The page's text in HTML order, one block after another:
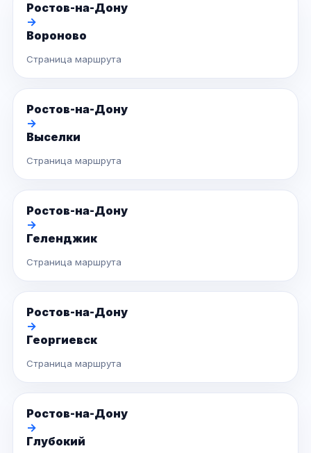
Ростов-на-Дону
→
Вороново
Страница маршрута
Ростов-на-Дону
→
Выселки
Страница маршрута
Ростов-на-Дону
→
Геленджик
Страница маршрута
Ростов-на-Дону
→
Георгиевск
Страница маршрута
Ростов-на-Дону
→
Глубокий